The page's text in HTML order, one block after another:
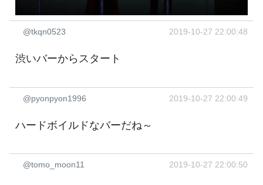
@tkqn0523 2019-10-27 22:00:48
渋いバーからスタート
@pyonpyon1996 2019-10-27 22:00:49
ハードボイルドなバーだね～
@tomo_moon11 2019-10-27 22:00:50